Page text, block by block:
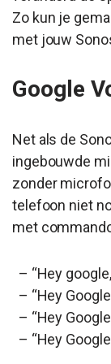
Zo kun je
met jouw
Google
Net als de
ingebouwde
zonder
telefoon niet
met
– “Hey
– “Hey
– “Hey
– “Hey